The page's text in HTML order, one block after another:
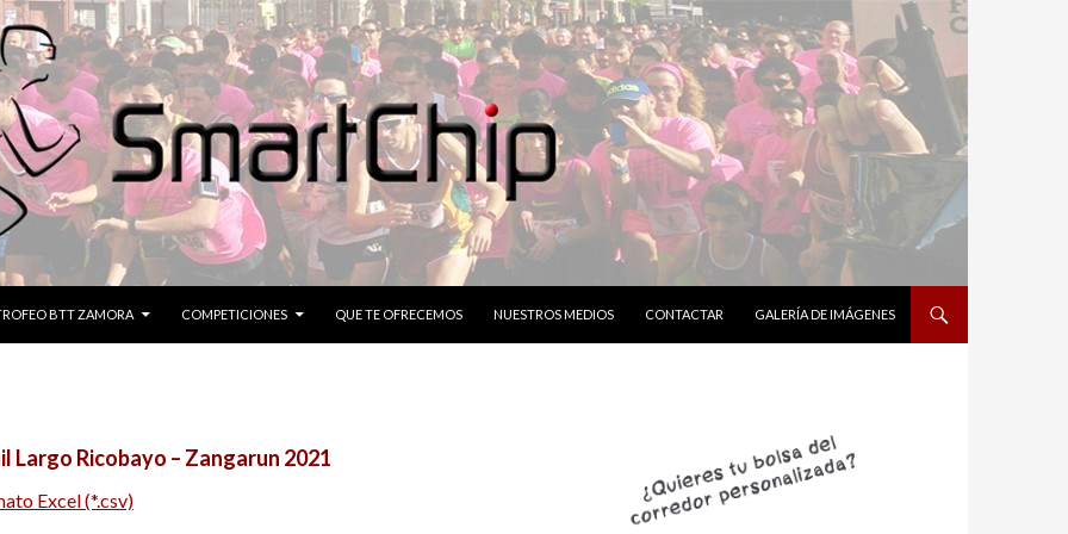
BTT ZAMORA COMPETICIONES QUE TE OFRECEMOS NUESTROS MEDIOS CONTACTAR GALERÍA DE IMÁGENES
Largo Ricobayo – Zangarun 2021
Excel (*.csv)